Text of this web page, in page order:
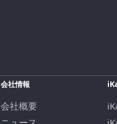
会社情報
会社概要